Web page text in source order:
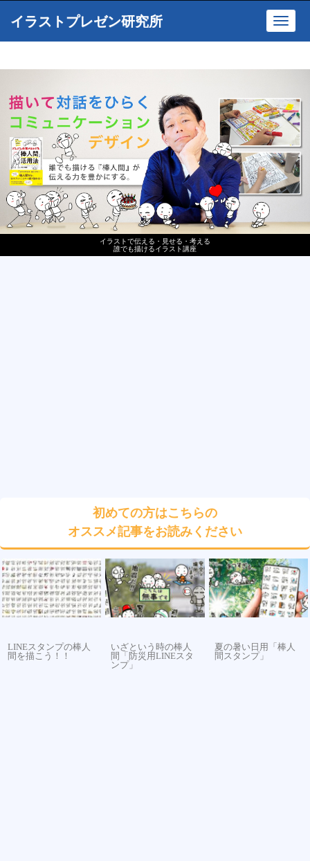
イラストで伝える・見せる・考える
誰でも描けるイラスト講座
イラストプレゼン研究所
初めての方はこちらの
オススメ記事をお読みください
LINEスタンプの棒人
間を描こう！！
いざという時の棒人
間「防災用LINEスタ
ンプ」
夏の暑い日用「棒人
間スタンプ」